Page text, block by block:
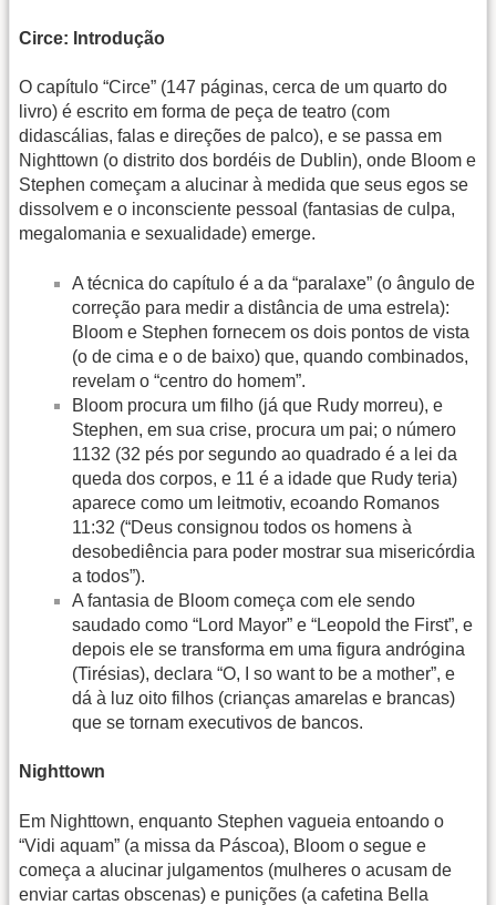
Circe: Introdução
O capítulo “Circe” (147 páginas, cerca de um quarto do
livro) é escrito em forma de peça de teatro (com
didascálias, falas e direções de palco), e se passa em
Nighttown (o distrito dos bordéis de Dublin), onde Bloom e
Stephen começam a alucinar à medida que seus egos se
dissolvem e o inconsciente pessoal (fantasias de culpa,
megalomania e sexualidade) emerge.
A técnica do capítulo é a da “paralaxe” (o ângulo de
correção para medir a distância de uma estrela):
Bloom e Stephen fornecem os dois pontos de vista
(o de cima e o de baixo) que, quando combinados,
revelam o “centro do homem”.
Bloom procura um filho (já que Rudy morreu), e
Stephen, em sua crise, procura um pai; o número
1132 (32 pés por segundo ao quadrado é a lei da
queda dos corpos, e 11 é a idade que Rudy teria)
aparece como um leitmotiv, ecoando Romanos
11:32 (“Deus consignou todos os homens à
desobediência para poder mostrar sua misericórdia
a todos”).
A fantasia de Bloom começa com ele sendo
saudado como “Lord Mayor” e “Leopold the First”, e
depois ele se transforma em uma figura andrógina
(Tirésias), declara “O, I so want to be a mother”, e
dá à luz oito filhos (crianças amarelas e brancas)
que se tornam executivos de bancos.
Nighttown
Em Nighttown, enquanto Stephen vagueia entoando o
“Vidi aquam” (a missa da Páscoa), Bloom o segue e
começa a alucinar julgamentos (mulheres o acusam de
enviar cartas obscenas) e punições (a cafetina Bella